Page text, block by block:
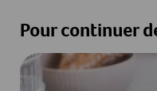
Pour continuer